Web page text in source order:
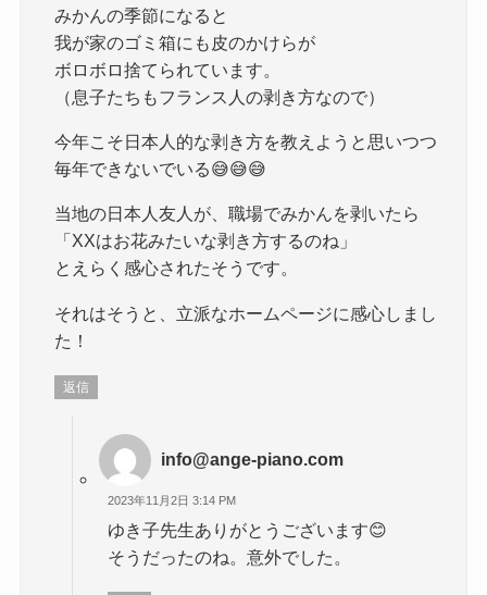
みかんの季節になると
我が家のゴミ箱にも皮のかけらが
ボロボロ捨てられています。
（息子たちもフランス人の剥き方なので）
今年こそ日本人的な剥き方を教えようと思いつつ
毎年できないでいる😅😅😅
当地の日本人友人が、職場でみかんを剥いたら
「XXはお花みたいな剥き方するのね」
とえらく感心されたそうです。
それはそうと、立派なホームページに感心しまし
た！
返信
info@ange-piano.com
2023年11月2日 3:14 PM
ゆき子先生ありがとうございます😊
そうだったのね。意外でした。